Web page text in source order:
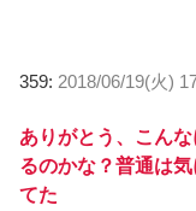
359: 2018/06/19(火)
ありがとう、こん
るのかな？普通は
てた